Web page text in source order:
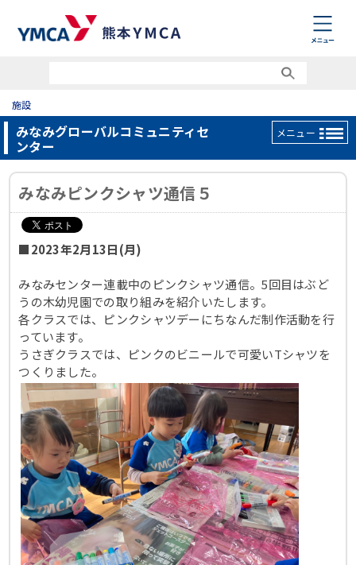
施設
みなみグローバルコミュニティセ
ンター
メニュー
みなみピンクシャツ通信５
■2023年2月13日(月)
みなみセンター連載中のピンクシャツ通信。5回目はぶど
うの木幼児園での取り組みを紹介いたします。
各クラスでは、ピンクシャツデーにちなんだ制作活動を行
っています。
うさぎクラスでは、ピンクのビニールで可愛いTシャツを
つくりました。